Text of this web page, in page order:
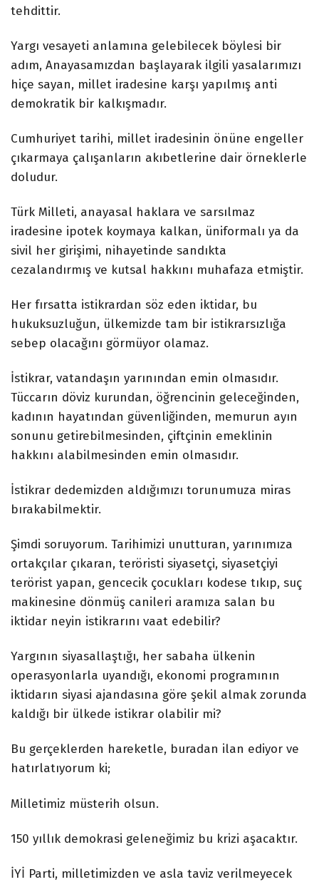
tehdittir.
Yargı vesayeti anlamına gelebilecek böylesi bir
adım, Anayasamızdan başlayarak ilgili yasalarımızı
hiçe sayan, millet iradesine karşı yapılmış anti
demokratik bir kalkışmadır.
Cumhuriyet tarihi, millet iradesinin önüne engeller
çıkarmaya çalışanların akıbetlerine dair örneklerle
doludur.
Türk Milleti, anayasal haklara ve sarsılmaz
iradesine ipotek koymaya kalkan, üniformalı ya da
sivil her girişimi, nihayetinde sandıkta
cezalandırmış ve kutsal hakkını muhafaza etmiştir.
Her fırsatta istikrardan söz eden iktidar, bu
hukuksuzluğun, ülkemizde tam bir istikrarsızlığa
sebep olacağını görmüyor olamaz.
İstikrar, vatandaşın yarınından emin olmasıdır.
Tüccarın döviz kurundan, öğrencinin geleceğinden,
kadının hayatından güvenliğinden, memurun ayın
sonunu getirebilmesinden, çiftçinin emeklinin
hakkını alabilmesinden emin olmasıdır.
İstikrar dedemizden aldığımızı torunumuza miras
bırakabilmektir.
Şimdi soruyorum. Tarihimizi unutturan, yarınımıza
ortakçılar çıkaran, teröristi siyasetçi, siyasetçiyi
terörist yapan, gencecik çocukları kodese tıkıp, suç
makinesine dönmüş canileri aramıza salan bu
iktidar neyin istikrarını vaat edebilir?
Yargının siyasallaştığı, her sabaha ülkenin
operasyonlarla uyandığı, ekonomi programının
iktidarın siyasi ajandasına göre şekil almak zorunda
kaldığı bir ülkede istikrar olabilir mi?
Bu gerçeklerden hareketle, buradan ilan ediyor ve
hatırlatıyorum ki;
Milletimiz müsterih olsun.
150 yıllık demokrasi geleneğimiz bu krizi aşacaktır.
İYİ Parti, milletimizden ve asla taviz verilmeyecek